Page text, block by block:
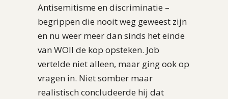
Antisemitisme en discriminatie –
begrippen die nooit weg geweest zijn
en nu weer meer dan sinds het einde
van WOII de kop opsteken. Job
vertelde niet alleen, maar ging ook op
vragen in. Niet somber maar
realistisch concludeerde hij dat